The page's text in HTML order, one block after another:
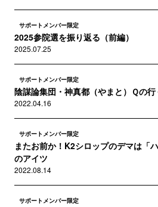
サポートメンバー限定
2025参院選を振り返る（前編）
2025.07.25
サポートメンバー限定
陰謀論集団・神真都（やまと）Ｑの行
2022.04.16
サポートメンバー限定
またお前か！K2シロップのデマは「ハ
のアイツ
2022.08.14
サポートメンバー限定